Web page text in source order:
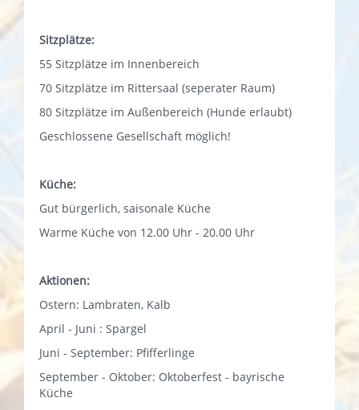
Sitzplätze:
55 Sitzplätze im Innenbereich
70 Sitzplätze im Rittersaal (seperater Raum)
80 Sitzplätze im Außenbereich (Hunde erlaubt)
Geschlossene Gesellschaft möglich!
Küche:
Gut bürgerlich, saisonale Küche
Warme Küche von 12.00 Uhr - 20.00 Uhr
Aktionen:
Ostern: Lambraten, Kalb
April - Juni : Spargel
Juni - September: Pfifferlinge
September - Oktober: Oktoberfest - bayrische
Küche